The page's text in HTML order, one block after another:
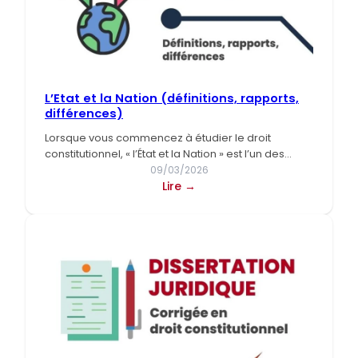
L’Etat et la Nation (définitions, rapports,
différences)
Lorsque vous commencez à étudier le droit
constitutionnel, « l’État et la Nation » est l’un des
09/03/2026
Lire →
Nation
(définitions,
rapports,
différences)